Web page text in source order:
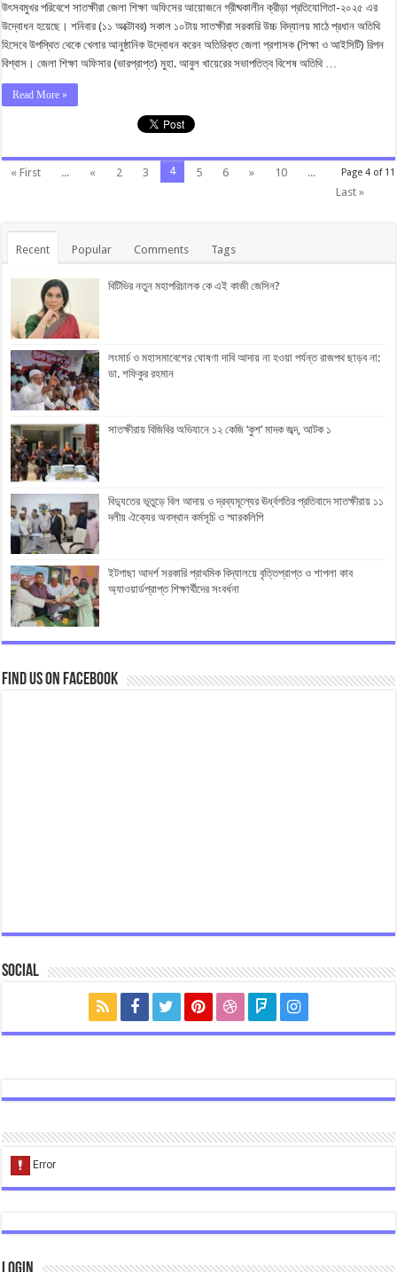
উৎসবমুখর পরিবেশে সাতক্ষীরা জেলা শিক্ষা অফিসের আয়োজনে গ্রীষ্মকালীন ক্রীড়া প্রতিযোগিতা-২০২৫ এর
উদ্বোধন হয়েছে। শনিবার (১১ অক্টোবর) সকাল ১০টায় সাতক্ষীরা সরকারি উচ্চ বিদ্যালয় মাঠে প্রধান অতিথি
হিসেবে উপস্থিত থেকে খেলার আনুষ্ঠানিক উদ্বোধন করেন অতিরিক্ত জেলা প্রশাসক (শিক্ষা ও আইসিটি) রিপন
বিশ্বাস। জেলা শিক্ষা অফিসার (ভারপ্রাপ্ত) মুহা. আবুল খায়েরের সভাপতিত্ব বিশেষ অতিথি …
Read More »
Page 4 of 11
« First ... « 2 3 4 5 6 » 10
...
Last »
Recent Popular Comments Tags
বিটিভির নতুন মহাপরিচালক কে এই কাজী জেসিন?
লংমার্চ ও মহাসমাবেশের ঘোষণা দাবি আদায় না হওয়া পর্যন্ত রাজপথ ছাড়ব না:
ডা. শফিকুর রহমান
সাতক্ষীরায় বিজিবির অভিযানে ১২ কেজি ‘কুশ’ মাদক জব্দ, আটক ১
বিদ্যুতের ভূতুড়ে বিল আদায় ও দ্রব্যমূল্যের ঊর্ধ্বগতির প্রতিবাদে সাতক্ষীরায় ১১
দলীয় ঐক্যের অবস্থান কর্মসূচি ও স্মারকলিপি
ইটগাছা আদর্শ সরকারি প্রাথমিক বিদ্যালয়ে বৃত্তিপ্রাপ্ত ও শাপলা কাব
অ্যাওয়ার্ডপ্রাপ্ত শিক্ষার্থীদের সংবর্ধনা
Find us on Facebook
Social